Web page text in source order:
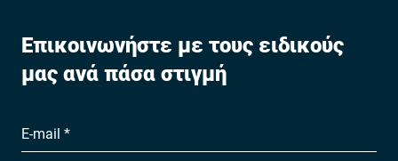
Επικοινωνήστε με τους ειδικούς
μας ανά πάσα στιγμή
E-mail *